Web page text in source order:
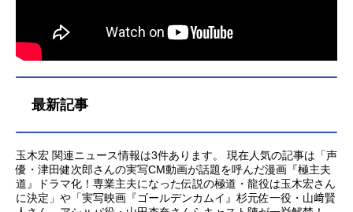
六平直政朱凶（しゅきょう）：深水
じ）：坂口拓ランカイ：阿見201魏興
（ぎこう）：宇梶剛士肆氏（し
き）：大沢たかおスタッフ原作：
「キングダム」原泰久監督：佐藤信
介脚本：黒岩勉 佐藤信介 原泰久
音楽：やまだ豊製作：映画「キング
ダム」製作委員会主題歌「WastedNi
最新記事
玉木宏 関連ニュース情報は3件あります。 現在人気の記事は「声
優・津田健次郎さんの実写CM動画が話題を呼んだ漫画『極主夫
道』ドラマ化！専業主夫になった伝説の極道・龍役は玉木宏さん
に決定」や「実写映画『ゴールデンカムイ』杉元佐一役・山﨑賢